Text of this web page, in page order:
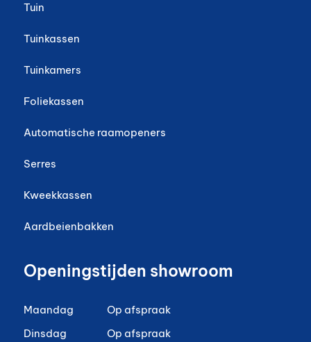
Tuin
Tuinkassen
Tuinkamers
Foliekassen
Automatische raamopeners
Serres
Kweekkassen
Aardbeienbakken
Openingstijden showroom
Maandag
Op afspraak
Dinsdag
Op afspraak